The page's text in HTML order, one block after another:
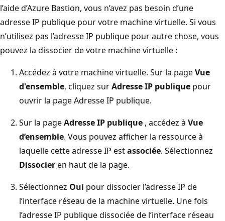
l’aide d’Azure Bastion, vous n’avez pas besoin d’une
adresse IP publique pour votre machine virtuelle. Si vous
n’utilisez pas l’adresse IP publique pour autre chose, vous
pouvez la dissocier de votre machine virtuelle :
Accédez à votre machine virtuelle. Sur la pageVue
d'ensemble, cliquez surAdresse IP publique pour
ouvrir la page Adresse IP publique.
Sur la pageAdresse IP publique , accédez à Vue
d’ensemble. Vous pouvez afficher la ressource à
laquelle cette adresse IP estassociée. Sélectionnez
Dissocieren haut de la page.
Sélectionnez Oui pour dissocier l’adresse IP de
l’interface réseau de la machine virtuelle. Une fois
l’adresse IP publique dissociée de l’interface réseau